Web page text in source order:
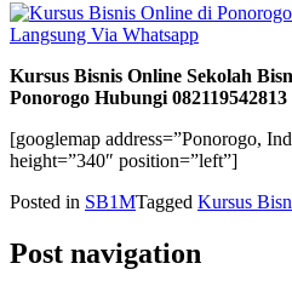
Kursus Bisnis Online Sekolah
Ponorogo Hubungi 082119542813
[googlemap address=”Ponorogo,
height=”340″ position=”left”]
Posted in SB1MTagged Kursus
Post navigation